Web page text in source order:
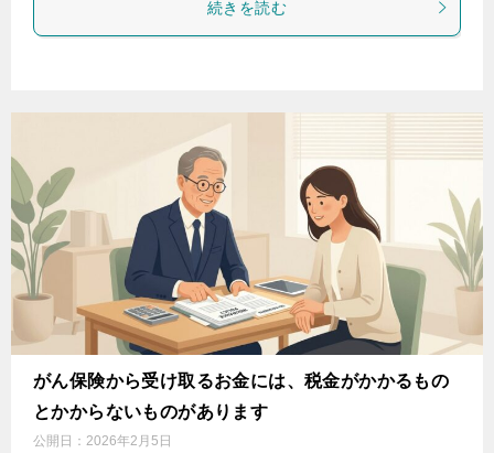
続きを読む
がん保険から受け取るお金には、税金がかかるもの
とかからないものがあります
公開日： 2026年2月5日